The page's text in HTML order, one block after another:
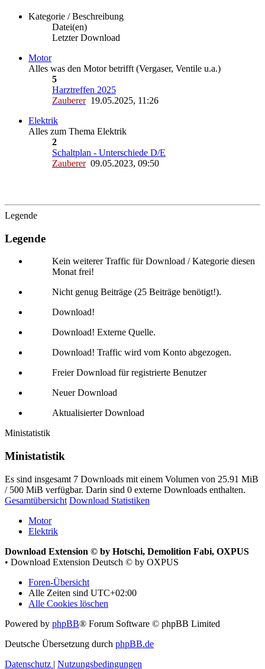
Kategorie / Beschreibung
Datei(en)
Letzter Download
Motor
Alles was den Motor betrifft (Vergaser, Ventile u.a.)
5
Harztreffen 2025
Zauberer 19.05.2025, 11:26
Elektrik
Alles zum Thema Elektrik
2
Schaltplan - Unterschiede D/E
Zauberer 09.05.2023, 09:50
Legende
Legende
Kein weiterer Traffic für Download / Kategorie diesen
Monat frei!
Nicht genug Beiträge (25 Beiträge benötigt!).
Download!
Download! Externe Quelle.
Download! Traffic wird vom Konto abgezogen.
Freier Download für registrierte Benutzer
Neuer Download
Aktualisierter Download
Ministatistik
Ministatistik
Es sind insgesamt 7 Downloads mit einem Volumen von 25.91 MiB
/ 500 MiB verfügbar. Darin sind 0 externe Downloads enthalten.
Gesamtübersicht Download Statistiken
Motor
Elektrik
Download Extension © by Hotschi, Demolition Fabi, OXPUS
• Download Extension Deutsch © by OXPUS
Foren-Übersicht
Alle Zeiten sind UTC+02:00
Alle Cookies löschen
Powered by phpBB® Forum Software © phpBB Limited
Deutsche Übersetzung durch phpBB.de
Datenschutz | Nutzungsbedingungen